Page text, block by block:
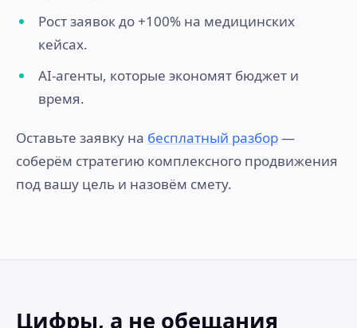
Рост заявок до +100% на медицинских
кейсах.
AI-агенты, которые экономят бюджет и
время.
Оставьте заявку на бесплатный разбор—
соберём стратегию комплексного продвижения
под вашу цель и назовём смету.
Цифры, а не обещания